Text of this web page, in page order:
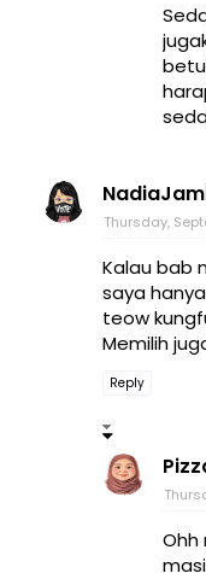
Thursday,
Kalau bab
saya
teow
Memilih
Reply
Ohh